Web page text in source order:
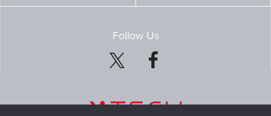
Follow Us